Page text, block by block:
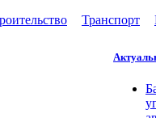
Транспорт